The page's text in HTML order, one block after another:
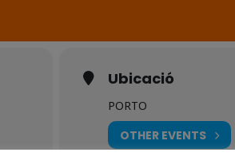
Ubicació
PORTO
OTHER EVENTS